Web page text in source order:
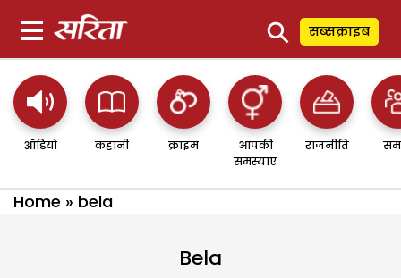
⚲ सब्सक्राइब
ऑडियो कहानी क्राइम
आपकी
समस्याएं
राजनीति
Home » bela
Bela